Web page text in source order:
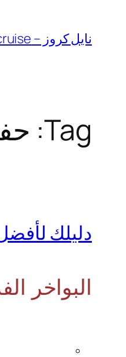
content
نايل كروز – all nile cruise
Tag:
دليلك
البواخر